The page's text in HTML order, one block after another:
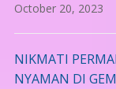
October 20, 2023
NIKMATI
NYAMAN DI